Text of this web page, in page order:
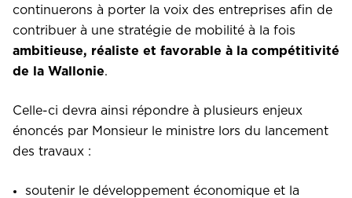
continuerons à porter la voix des entreprises afin de
contribuer à une stratégie de mobilité à la fois
ambitieuse, réaliste et favorable à la compétitivité
de la Wallonie.
Celle-ci devra ainsi répondre à plusieurs enjeux
énoncés par Monsieur le ministre lors du lancement
des travaux :
soutenir le développement économique et la